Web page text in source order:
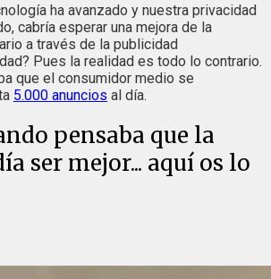
ha avanzado y nuestra privacidad
cabría esperar una mejora de la
a través de la publicidad
Pues la realidad es todo lo contrario.
que el consumidor medio se
5.000 anuncios al día.
pensaba que la
ser mejor... aquí os lo